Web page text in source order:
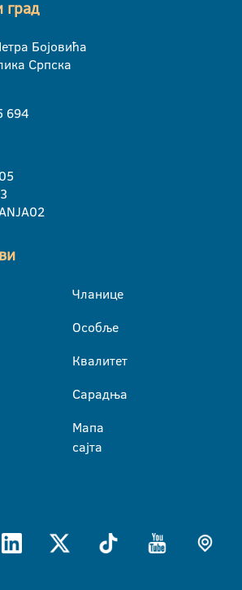
град
Бојовића
Српска
694
Чланице
Особље
Квалитет
Сарадња
Мапа
сајта